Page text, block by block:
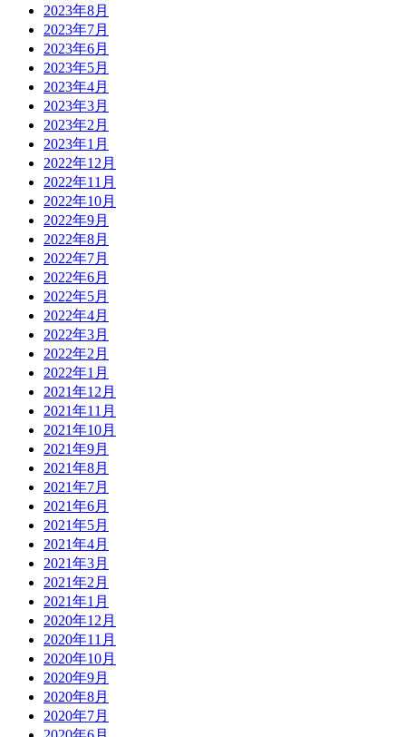
2023年8月
2023年7月
2023年6月
2023年5月
2023年4月
2023年3月
2023年2月
2023年1月
2022年12月
2022年11月
2022年10月
2022年9月
2022年8月
2022年7月
2022年6月
2022年5月
2022年4月
2022年3月
2022年2月
2022年1月
2021年12月
2021年11月
2021年10月
2021年9月
2021年8月
2021年7月
2021年6月
2021年5月
2021年4月
2021年3月
2021年2月
2021年1月
2020年12月
2020年11月
2020年10月
2020年9月
2020年8月
2020年7月